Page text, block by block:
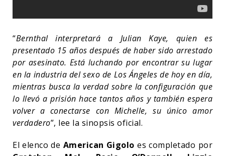
“Bernthal interpretará a Julian Kaye, quien es
presentado 15 años después de haber sido arrestado
por asesinato. Está luchando por encontrar su lugar
en la industria del sexo de Los Ángeles de hoy en día,
mientras busca la verdad sobre la configuración que
lo llevó a prisión hace tantos años y también espera
volver a conectarse con Michelle, su único amor
verdadero”, lee la sinopsis oficial.
El elenco de American Gigolo es completado por